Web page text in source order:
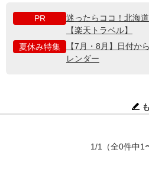
PR
迷ったらココ！北海
【楽天トラベル】
夏休み特集
【7月・8月】日付か
レンダー
1/1 （全0件中1